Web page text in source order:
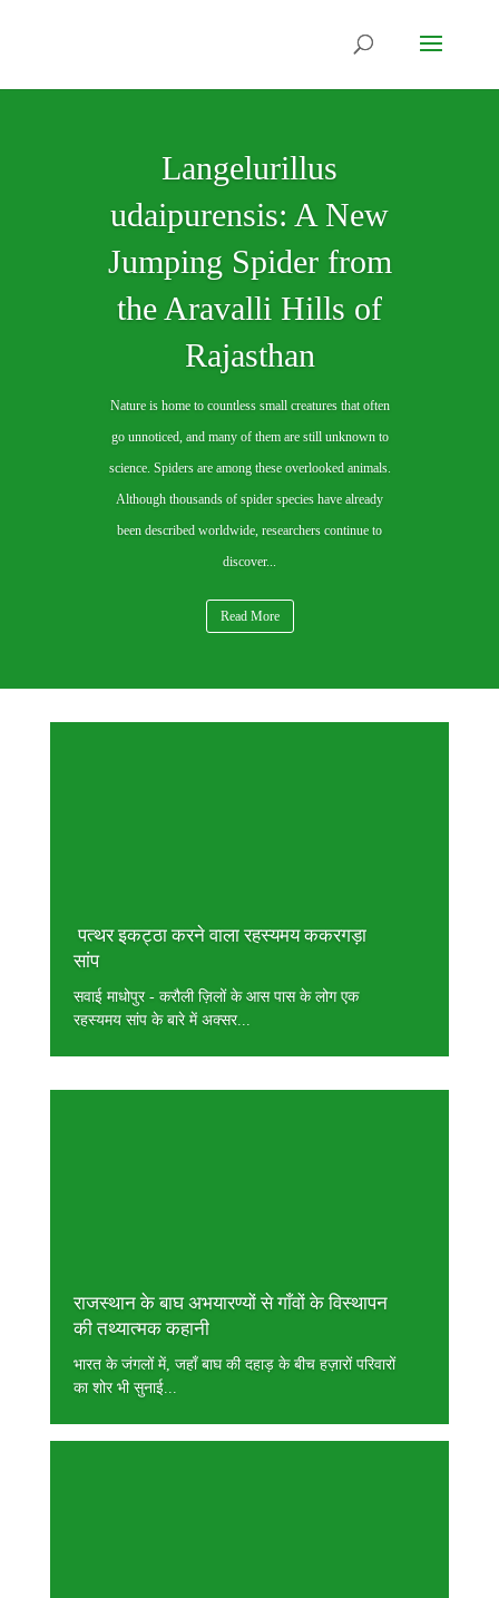
Langelurillus
udaipurensis: A New
Jumping Spider from
the Aravalli Hills of
Rajasthan
Nature is home to countless small creatures that often
go unnoticed, and many of them are still unknown to
science. Spiders are among these overlooked animals.
Although thousands of spider species have already
been described worldwide, researchers continue to
discover...
Read More
पत्थर इकट्ठा करने वाला रहस्यमय ककरगड़ा
सांप
सवाई माधोपुर - करौली ज़िलों के आस पास के लोग एक
रहस्यमय सांप के बारे में अक्सर...
राजस्थान के बाघ अभयारण्यों से गाँवों के विस्थापन
की तथ्यात्मक कहानी
भारत के जंगलों में, जहाँ बाघ की दहाड़ के बीच हज़ारों परिवारों
का शोर भी सुनाई...